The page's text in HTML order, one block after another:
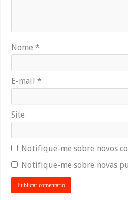
Nome*
E-mail*
Site
Notifique-me sobre novos
Notifique-me sobre novas